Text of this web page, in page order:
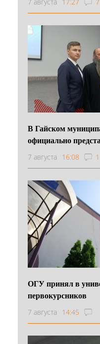
В Гайском
официально
7 августа 16:08 1
ОГУ принял в
первокурсников
7 августа 14:45